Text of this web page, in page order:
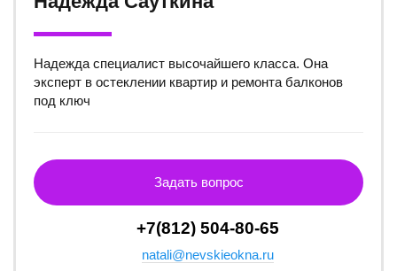
Надежда специалист высочайшего класса. Она
эксперт в остеклении квартир и ремонта балконов
под ключ
Задать вопрос
+7(812) 504-80-65
natali@nevskieokna.ru